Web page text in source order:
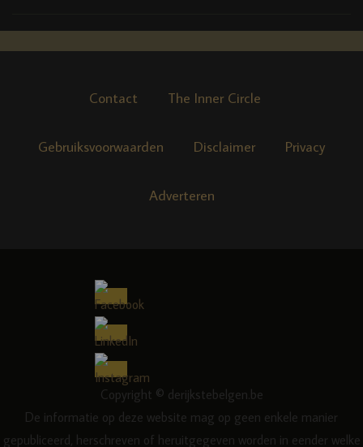
Contact The Inner Circle
Gebruiksvoorwaarden Disclaimer Privacy
Adverteren
Copyright © derijkstebelgen.be
De informatie op deze website mag op geen enkele manier
gepubliceerd, herschreven of heruitgegeven worden in eender welke